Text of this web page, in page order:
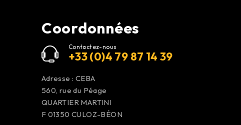
Coordonnées
Contactez-nous
+33 (0)4 79 87 14 39
Adresse : CEBA
560, rue du Péage
QUARTIER MARTINI
F 01350 CULOZ-BÉON